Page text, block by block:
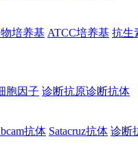
培养基 ATCC培养基 抗生
胞因子 诊断抗原诊断抗体
抗体 Satacruz抗体 诊断